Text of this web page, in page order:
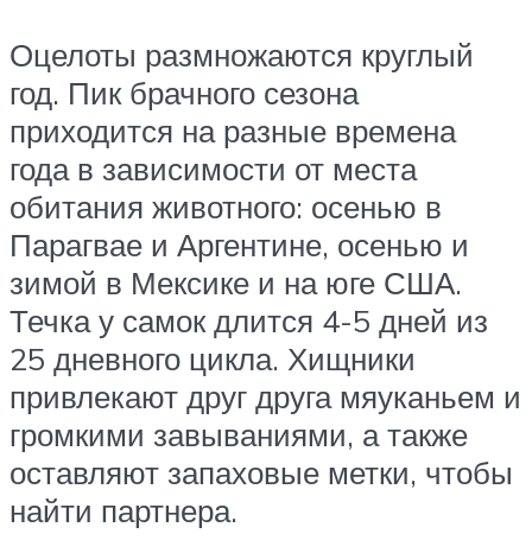
Оцелоты размножаются круглый
год. Пик брачного сезона
приходится на разные времена
года в зависимости от места
обитания животного: осенью в
Парагвае и Аргентине, осенью и
зимой в Мексике и на юге США.
Течка у самок длится 4-5 дней из
25 дневного цикла. Хищники
привлекают друг друга мяуканьем и
громкими завываниями, а также
оставляют запаховые метки, чтобы
найти партнера.